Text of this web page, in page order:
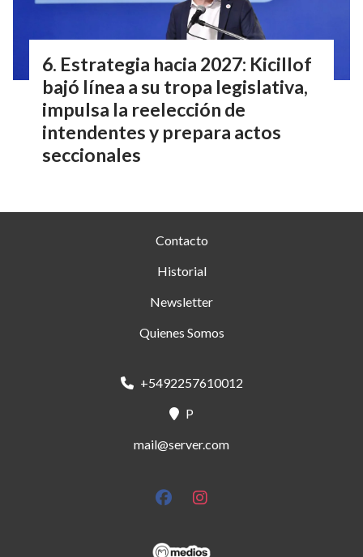
Estrategia hacia 2027: Kicillof
bajó línea a su tropa legislativa,
impulsa la reelección de
intendentes y prepara actos
seccionales
Contacto
Historial
Newsletter
Quienes Somos
+5492257610012
P
mail@server.com